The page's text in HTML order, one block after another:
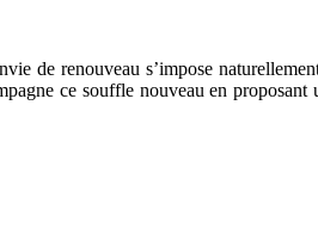
de renouveau s’impose
ce souffle nouveau en